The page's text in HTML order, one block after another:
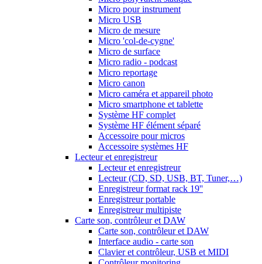
Micro pour instrument
Micro USB
Micro de mesure
Micro 'col-de-cygne'
Micro de surface
Micro radio - podcast
Micro reportage
Micro canon
Micro caméra et appareil photo
Micro smartphone et tablette
Système HF complet
Système HF élément séparé
Accessoire pour micros
Accessoire systèmes HF
Lecteur et enregistreur
Lecteur et enregistreur
Lecteur (CD, SD, USB, BT, Tuner,…)
Enregistreur format rack 19''
Enregistreur portable
Enregistreur multipiste
Carte son, contrôleur et DAW
Carte son, contrôleur et DAW
Interface audio - carte son
Clavier et contrôleur, USB et MIDI